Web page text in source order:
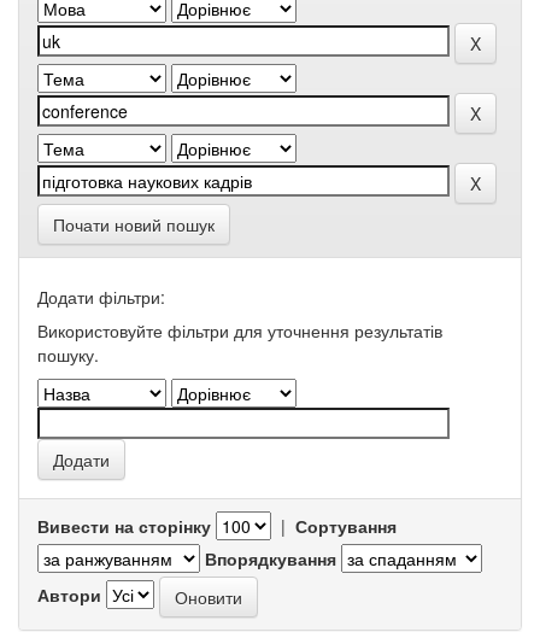
Почати новий пошук
Додати фільтри:
Використовуйте фільтри для уточнення результатів
пошуку.
Вивести на сторінку | Сортування
Впорядкування
Автори